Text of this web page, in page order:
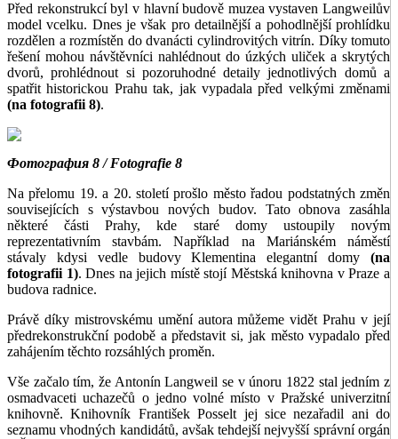
Před rekonstrukcí byl v hlavní budově muzea vystaven Langweilův
model vcelku. Dnes je však pro detailnější a pohodlnější prohlídku
rozdělen a rozmístěn do dvanácti cylindrovitých vitrín. Díky tomuto
řešení mohou návštěvníci nahlédnout do úzkých uliček a skrytých
dvorů, prohlédnout si pozoruhodné detaily jednotlivých domů a
spatřit historickou Prahu tak, jak vypadala před velkými změnami
(na fotografii 8).
Фотография 8 / Fotografie 8
Na přelomu 19. a 20. století prošlo město řadou podstatných změn
souvisejících s výstavbou nových budov. Tato obnova zasáhla
některé části Prahy, kde staré domy ustoupily novým
reprezentativním stavbám. Například na Mariánském náměstí
stávaly kdysi vedle budovy Klementina elegantní domy (na
fotografii 1). Dnes na jejich místě stojí Městská knihovna v Praze a
budova radnice.
Právě díky mistrovskému umění autora můžeme vidět Prahu v její
předrekonstrukční podobě a představit si, jak město vypadalo před
zahájením těchto rozsáhlých proměn.
Vše začalo tím, že Antonín Langweil se v únoru 1822 stal jedním z
osmadvaceti uchazečů o jedno volné místo v Pražské univerzitní
knihovně. Knihovník František Posselt jej sice nezařadil ani do
seznamu vhodných kandidátů, avšak tehdejší nejvyšší správní orgán